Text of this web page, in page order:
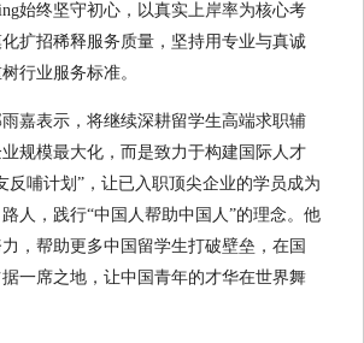
始终坚守初心，以真实上岸率为核心考
扩招稀释服务质量，坚持用专业与真诚
行业服务标准。
嘉表示，将继续深耕留学生高端求职辅
规模最大化，而是致力于构建国际人才
反哺计划”，让已入职顶尖企业的学员成为
人，践行“中国人帮助中国人”的理念。他
，帮助更多中国留学生打破壁垒，在国
一席之地，让中国青年的才华在世界舞